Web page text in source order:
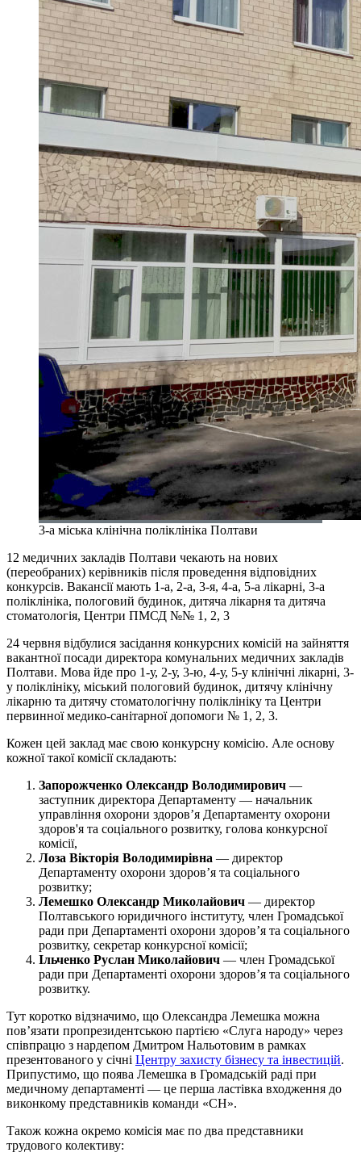
3-а міська клінічна поліклініка Полтави
12 медичних закладів Полтави чекають на нових
(переобраних) керівників після проведення відповідних
конкурсів. Вакансії мають 1-а, 2-а, 3-я, 4-а, 5-а лікарні, 3-а
поліклініка, пологовий будинок, дитяча лікарня та дитяча
стоматологія, Центри ПМСД №№ 1, 2, 3
24 червня відбулися засідання конкурсних комісій на зайняття
вакантної посади директора комунальних медичних закладів
Полтави. Мова йде про 1-у, 2-у, 3-ю, 4-у, 5-у клінічні лікарні, 3-
у поліклініку, міський пологовий будинок, дитячу клінічну
лікарню та дитячу стоматологічну поліклініку та Центри
первинної медико-санітарної допомоги № 1, 2, 3.
Кожен цей заклад має свою конкурсну комісію. Але основу
кожної такої комісії складають:
Запорожченко Олександр Володимирович —
заступник директора Департаменту — начальник
управління охорони здоров’я Департаменту охорони
здоров'я та соціального розвитку, голова конкурсної
комісії,
Лоза Вікторія Володимирівна — директор
Департаменту охорони здоров’я та соціального
розвитку;
Лемешко Олександр Миколайович — директор
Полтавського юридичного інституту, член Громадської
ради при Департаменті охорони здоров’я та соціального
розвитку, секретар конкурсної комісії;
Ільченко Руслан Миколайович — член Громадської
ради при Департаменті охорони здоров’я та соціального
розвитку.
Тут коротко відзначимо, що Олександра Лемешка можна
пов’язати пропрезидентською партією «Слуга народу» через
співпрацю з нардепом Дмитром Нальотовим в рамках
презентованого у січні Центру захисту бізнесу та інвестицій.
Припустимо, що поява Лемешка в Громадській раді при
медичному департаменті — це перша ластівка входження до
виконкому представників команди «СН».
Також кожна окремо комісія має по два представники
трудового колективу: